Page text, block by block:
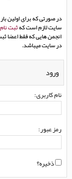
در صورتی که برای اولین
سایت لازم است کهثبت نام
انجمن هایی که فقط اعضا
در سایت میباشد.
ورود
نام کاربری:
رمز عبور:
ذخیره؟